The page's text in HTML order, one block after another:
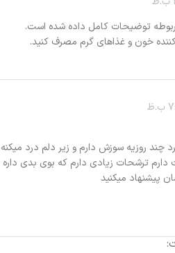
توضیحات کامل داده شده است.
خون و غذاهای گرم مصرف کنید.
چند روزیه سوزش دارم و زیر دلم درد میکنه
ترشحات زیادی دارم که بوی بدی داره
پیشنهاد میکنید